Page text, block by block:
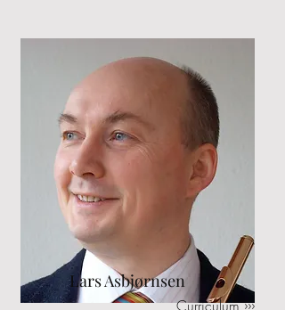
Lars Asbjørnsen
Curriculum ›››